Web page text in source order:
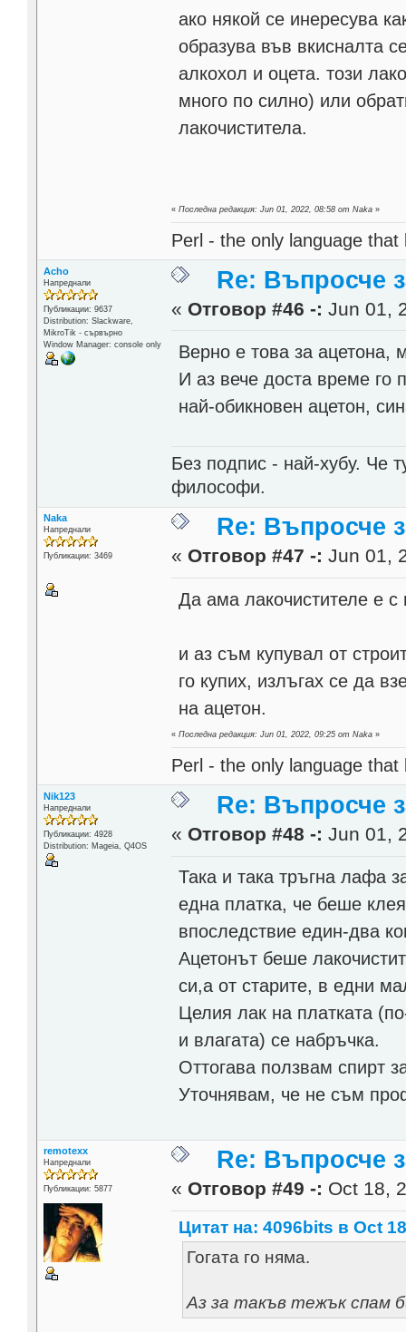
ако някой се инересува
образува във вкисналта
алкохол и оцета. този
много по силно) или
лакочиститела.
«Последна редакция: Jun 01, 2022, 08:58 от Naka »
Perl - the only language
Acho
Напреднали
Публикации: 9637
Distribution: Slackware,
MikroTik - сървърно
Window Manager: console only
Re: Въпросче
« Отговор #46 -: Jun 01,
Верно е това за ацетона,
И аз вече доста време го
най-обикновен ацетон,
Без подпис - най-хубу. Че
философи.
Naka
Напреднали
Публикации: 3469
Re: Въпросче
« Отговор #47 -: Jun 01,
Да ама лакочистителе е
и аз съм купувал от
го купих, излъгах се да
на ацетон.
«Последна редакция: Jun 01, 2022, 09:25 от Naka »
Perl - the only language
Nik123
Напреднали
Публикации: 4928
Distribution: Mageia, Q4OS
Re: Въпросче
« Отговор #48 -: Jun 01,
Така и така тръгна лафа
една платка, че беше
впоследствие един-два
Ацетонът беше
си,а от старите, в едни
Целия лак на платката
и влагата) се набръчка.
Оттогава ползвам спирт
Уточнявам, че не съм
remotexx
Напреднали
Публикации: 5877
Re: Въпросче
« Отговор #49 -: Oct 18,
Цитат на: 4096bits в Oct
Гогата го няма.
Аз за такъв тежък спам